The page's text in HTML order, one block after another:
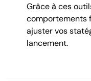
Grâce à ces
comportements
ajuster vos
lancement.